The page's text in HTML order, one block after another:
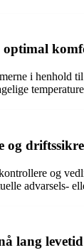
i henhold
og
og
advarsels-
lang